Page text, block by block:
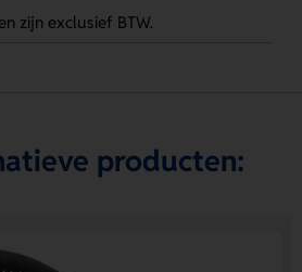
zijn exclusief BTW.
producten: